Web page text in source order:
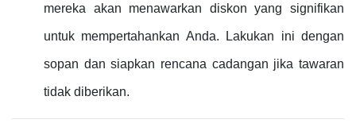
mereka akan menawarkan diskon yang signifikan
untuk mempertahankan Anda. Lakukan ini dengan
sopan dan siapkan rencana cadangan jika tawaran
tidak diberikan.